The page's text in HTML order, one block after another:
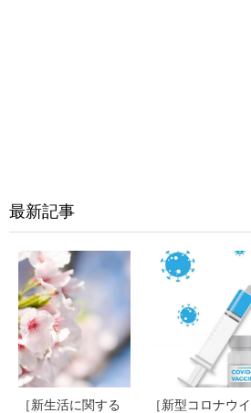
最新記事
［新生活に関する
［新型コロナウイ